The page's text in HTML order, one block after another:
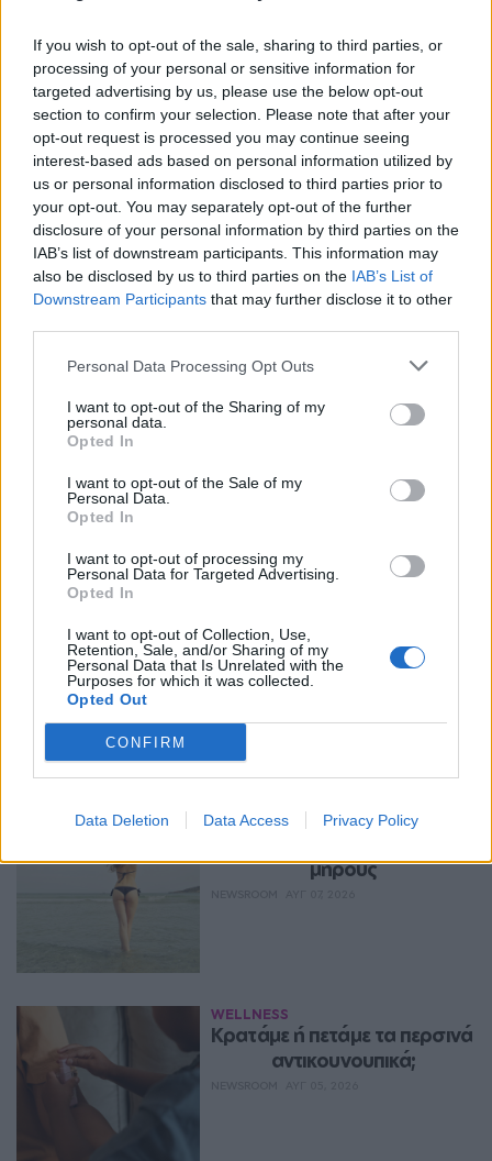
If you wish to opt-out of the sale, sharing to third parties, or
processing of your personal or sensitive information for
targeted advertising by us, please use the below opt-out
section to confirm your selection. Please note that after your
opt-out request is processed you may continue seeing
interest-based ads based on personal information utilized by
us or personal information disclosed to third parties prior to
your opt-out. You may separately opt-out of the further
disclosure of your personal information by third parties on the
IAB’s list of downstream participants. This information may
also be disclosed by us to third parties on the IAB’s List of
Downstream Participants that may further disclose it to other
Personal Data Processing Opt Outs
I want to opt-out of the Sharing of my
personal data.
Opted In
I want to opt-out of the Sale of my
Personal Data.
Opted In
I want to opt-out of processing my
Personal Data for Targeted Advertising.
Opted In
I want to opt-out of Collection, Use,
Retention, Sale, and/or Sharing of my
Personal Data that Is Unrelated with the
Purposes for which it was collected.
Opted Out
CONFIRM
Data Deletion Data Access Privacy Policy
ΔΙΑΦΗΜΙΣΗ
Περισσότερα Θέματα
Wellness
Πώς να αποφύγεις το
μηρούς
WELLNESS
Κρατάμε ή πετάμε τα περσινά
αντικουνουπικά;